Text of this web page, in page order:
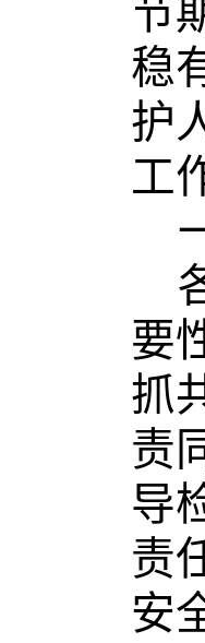
节
稳
护
工
要
抓
责
导
责
安